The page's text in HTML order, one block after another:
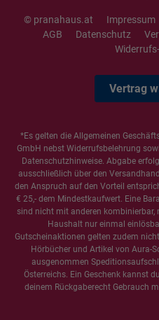
© pranahaus.at Impressum
AGB
Datenschutz
Vertrag
*Es gelten die Allgemeinen
GmbH nebst Widerrufsbelehrung
Datenschutzhinweise. Abgabe
ausschließlich über den
den Anspruch auf den Vorteil
€ 25,- dem Mindestkaufwert. Eine
sind nicht mit anderen
Haushalt nur einmal
Gutscheinaktionen gelten zudem
Hörbücher und Artikel von Aura-
ausgenommen
Österreichs. Ein Geschenk kannst
deinem Rückgaberecht Gebrauch